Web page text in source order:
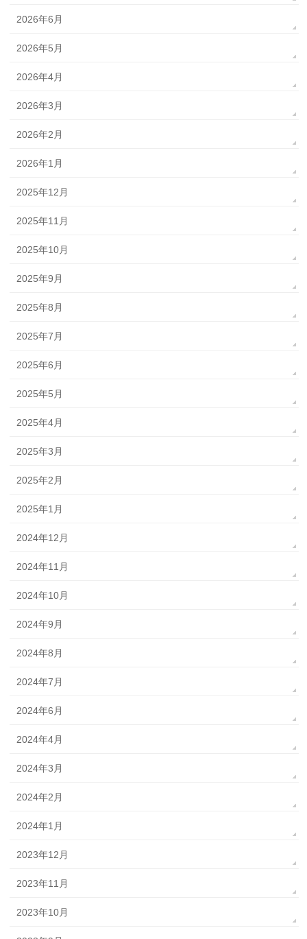
2026年6月
2026年5月
2026年4月
2026年3月
2026年2月
2026年1月
2025年12月
2025年11月
2025年10月
2025年9月
2025年8月
2025年7月
2025年6月
2025年5月
2025年4月
2025年3月
2025年2月
2025年1月
2024年12月
2024年11月
2024年10月
2024年9月
2024年8月
2024年7月
2024年6月
2024年4月
2024年3月
2024年2月
2024年1月
2023年12月
2023年11月
2023年10月